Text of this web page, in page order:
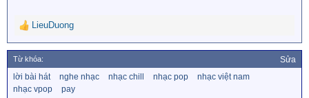
R
e
a
c
t
i
LieuDuong
Từ khóa: Sửa
lời bài hát nghe nhạc nhạc chill nhạc pop
nhạc việt nam
nhạc vpop
pay